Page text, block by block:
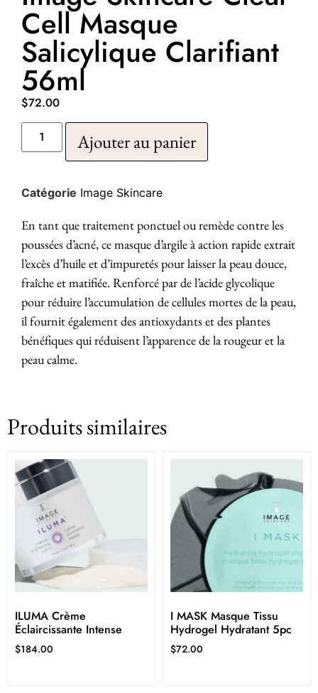
Cell Masque
Salicylique Clarifiant
56ml
$72.00
Ajouter au panier
Catégorie Image Skincare
En tant que traitement ponctuel ou remède contre les
poussées d’acné, ce masque d’argile à action rapide extrait
l’excès d’huile et d’impuretés pour laisser la peau douce,
fraîche et matifiée. Renforcé par de l’acide glycolique
pour réduire l’accumulation de cellules mortes de la peau,
il fournit également des antioxydants et des plantes
bénéfiques qui réduisent l’apparence de la rougeur et la
peau calme.
Produits similaires
ILUMA Crème
Éclaircissante Intense
$184.00
I MASK Masque Tissu
Hydrogel Hydratant 5pc
$72.00